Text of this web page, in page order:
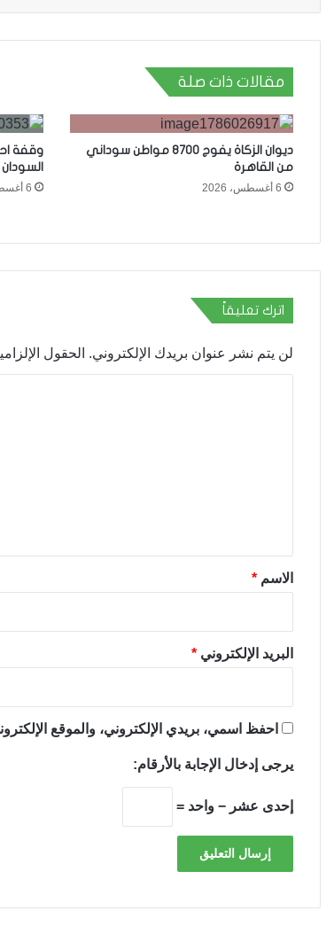
مقالات ذات صلة
ديوان الزكاة يفوج 8700 مواطن سوداني
من القاهرة
6 أغسطس، 2026
وقفة
السودان
6 أغسطس، 2026
اترك تعليقاً
لن يتم نشر عنوان بريدك الإلكتروني. الحقول
*الاسم *
البريد الإلكتروني *
احفظ اسمي، بريدي الإلكتروني، والموقع
يرجى إدخال الإجابة بالأرقام:
إحدى عشر − واحد =